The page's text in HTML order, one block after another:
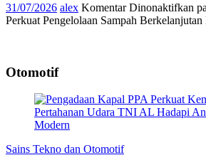
31/07/2026 alex Komentar Dinonaktifkan
Perkuat Pengelolaan Sampah
Otomotif
Sains Tekno dan Otomotif